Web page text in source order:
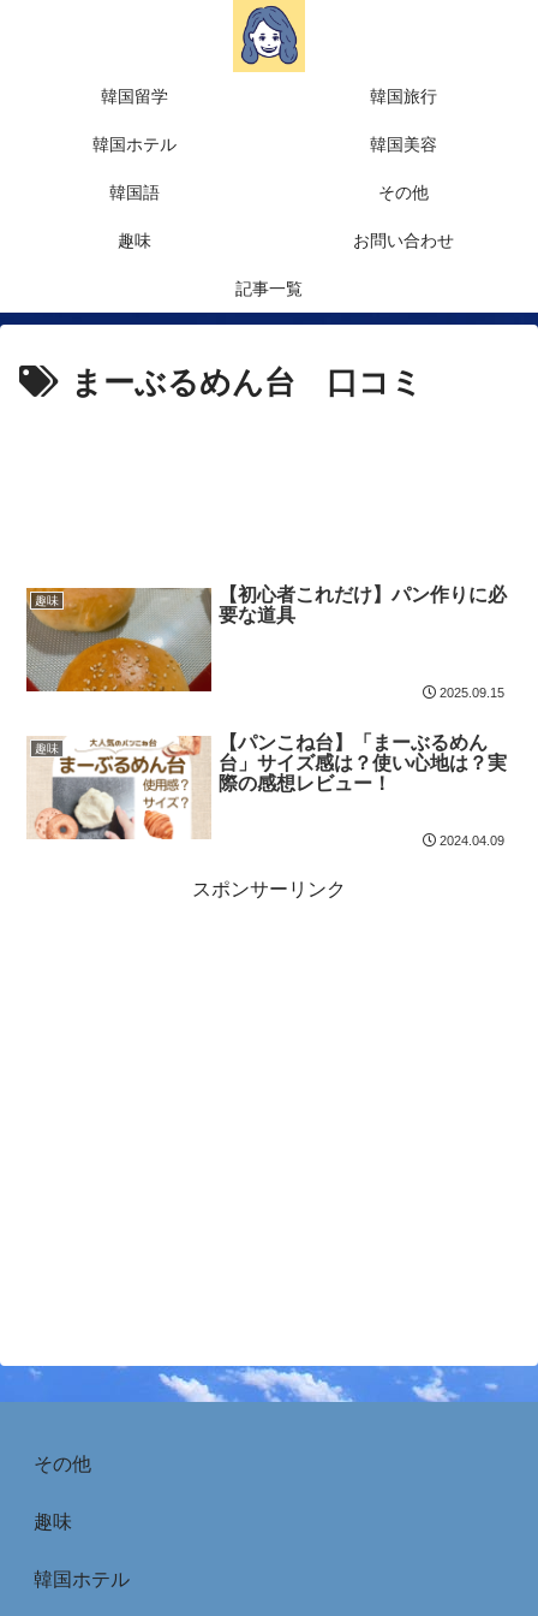
韓国留学 韓国旅行
韓国ホテル 韓国美容
韓国語 その他
趣味 お問い合わせ
記事一覧
まーぶるめん台 口コミ
趣味
【初心者これだけ】パン作りに必
要な道具
2025.09.15
趣味
【パンこね台】「まーぶるめん
台」サイズ感は？使い心地は？実
際の感想レビュー！
2024.04.09
スポンサーリンク
その他
趣味
韓国ホテル